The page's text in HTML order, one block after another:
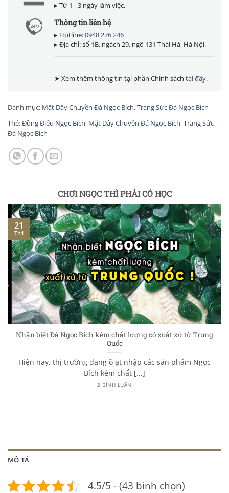
▸ Từ 1 - 3 ngày làm việc.
Thông tin liên hệ
▸ Hotline:0948 276 246
▸ Địa chỉ: số 1B, ngách 29, ngõ 131 Thái Hà, Hà Nội.
➤ Xem thêm thông tin tại phần Chính sách tại đây.
Danh mục: Mặt Dây Chuyền Đá Ngọc Bích,Trang Sức Đá Ngọc Bích
Thẻ:Đồng Điếu Ngọc Bích, Mặt Dây Chuyền Đá Ngọc Bích,Trang Sức
Đá Ngọc Bích
CHƠI NGỌC THÌ PHẢI CÓ HỌC
Nhận biết Đá Ngọc Bích kém chất lượng có xuất xứ từ Trung
Quốc
Hiện nay, thị trường đang ồ ạt nhập các sản phẩm Ngọc
Bích kém chất [...]
2 BÌNH LUẬN
21
Th1
MÔ TẢ
4.5/5 - (43 bình chọn)